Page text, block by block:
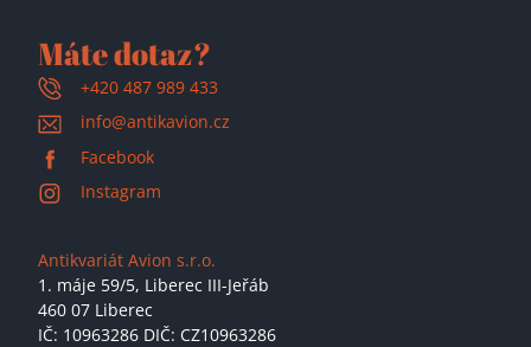
Máte dotaz?
+420 487 989 433
info@antikavion.cz
Facebook
Instagram
Antikvariát Avion s.r.o.
1. máje 59/5, Liberec III-Jeřáb
460 07 Liberec
IČ: 10963286 DIČ: CZ10963286